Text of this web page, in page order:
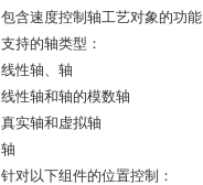
包含速度控制轴工艺对象的功能
支持的轴类型：
线性轴、轴
线性轴和轴的模数轴
真实轴和虚拟轴
轴
针对以下组件的位置控制：